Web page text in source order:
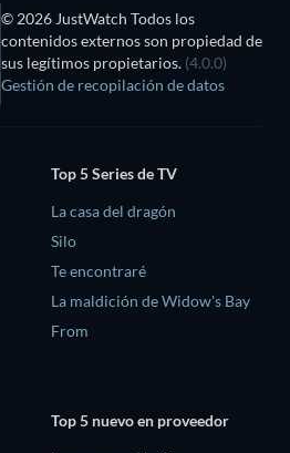
© 2026 JustWatch Todos los
contenidos externos son propiedad de
sus legítimos propietarios. (4.0.0)
Gestión de recopilación de datos
Top 5 Series de TV
La casa del dragón
Silo
Te encontraré
La maldición de Widow's Bay
From
Top 5 nuevo en proveedor